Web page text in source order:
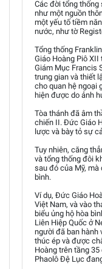
Các đời tổng thống
như một nguồn
một yếu tố tiềm
nước, như tờ
Tổng thống
Giáo Hoàng Piô
Giám Mục Francis
trung gian và thiết
cho quan hệ ngoại
hiện được do ảnh
Tòa thánh đã âm
chiến II. Đức Giáo
lược và bày tỏ sự
Tuy nhiên, căng
và tổng thống đôi
sau đó của Mỹ, mà
bình.
Ví dụ, Đức Giáo
Việt Nam, và vào
biểu ủng hộ hòa
Liên Hiệp Quốc ở
người đã ban hành
thúc ép và được
Hoàng trên tầng
Phaolô Đệ Lục